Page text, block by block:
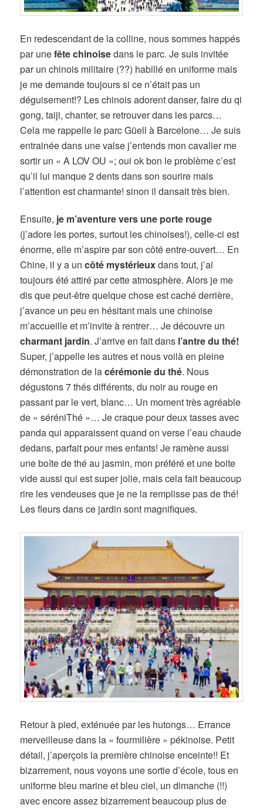
En redescendant de la colline, nous sommes happés
par unefête chinoisedans le parc. Je suis invitée
par un chinois militaire (??) habillé en uniforme mais
je me demande toujours si ce n’était pas un
déguisement!? Les chinois adorent danser, faire du qi
gong, taiji, chanter, se retrouver dans les parcs…
Cela me rappelle le parc Güell à Barcelone… Je suis
entrainée dans une valse j’entends mon cavalier me
sortir un « A LOV OU »; oui ok bon le problème c’est
qu’il lui manque 2 dents dans son sourire mais
l’attention est charmante! sinon il dansait très bien.
Ensuite, je m’aventure vers une porte rouge
(j’adore les portes, surtout les chinoises!), celle-ci est
énorme, elle m’aspire par son côté entre-ouvert… En
Chine, il y a uncôté mystérieuxdans tout, j’ai
toujours été attiré par cette atmosphère. Alors je me
dis que peut-être quelque chose est caché derrière,
j’avance un peu en hésitant mais une chinoise
m’accueille et m’invite à rentrer… Je découvre un
charmant jardin. J’arrive en fait dans l’antre du thé!
Super, j’appelle les autres et nous voilà en pleine
démonstration de lacérémonie du thé. Nous
dégustons 7 thés différents, du noir au rouge en
passant par le vert, blanc… Un moment très agréable
de « séréniThé »… Je craque pour deux tasses avec
panda qui apparaissent quand on verse l’eau chaude
dedans, parfait pour mes enfants! Je ramène aussi
une boîte de thé au jasmin, mon préféré et une boite
vide aussi qui est super jolie, mais cela fait beaucoup
rire les vendeuses que je ne la remplisse pas de thé!
Les fleurs dans ce jardin sont magnifiques.
Retour à pied, exténuée par les hutongs… Errance
merveilleuse dans la « fourmilière » pékinoise. Petit
détail, j’aperçois la première chinoise enceinte!! Et
bizarrement, nous voyons une sortie d’école, tous en
uniforme bleu marine et bleu ciel, un dimanche (!!)
avec encore assez bizarrement beaucoup plus de